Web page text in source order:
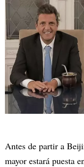
Antes de partir a
mayor estará puesta